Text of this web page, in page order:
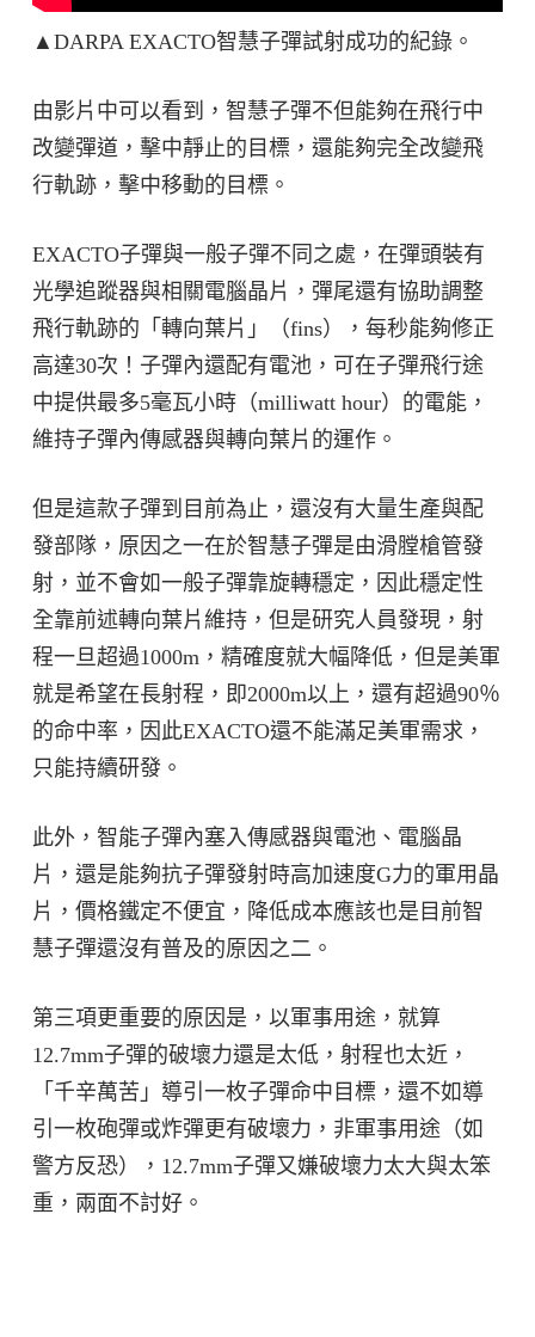
▲DARPA EXACTO智慧子彈試射成功的紀錄。
由影片中可以看到，智慧子彈不但能夠在飛行中
改變彈道，擊中靜止的目標，還能夠完全改變飛
行軌跡，擊中移動的目標。
EXACTO子彈與一般子彈不同之處，在彈頭裝有
光學追蹤器與相關電腦晶片，彈尾還有協助調整
飛行軌跡的「轉向葉片」（fins），每秒能夠修正
高達30次！子彈內還配有電池，可在子彈飛行途
中提供最多5毫瓦小時（milliwatt hour）的電能，
維持子彈內傳感器與轉向葉片的運作。
但是這款子彈到目前為止，還沒有大量生產與配
發部隊，原因之一在於智慧子彈是由滑膛槍管發
射，並不會如一般子彈靠旋轉穩定，因此穩定性
全靠前述轉向葉片維持，但是研究人員發現，射
程一旦超過1000m，精確度就大幅降低，但是美軍
就是希望在長射程，即2000m以上，還有超過90％
的命中率，因此EXACTO還不能滿足美軍需求，
只能持續研發。
此外，智能子彈內塞入傳感器與電池、電腦晶
片，還是能夠抗子彈發射時高加速度G力的軍用晶
片，價格鐵定不便宜，降低成本應該也是目前智
慧子彈還沒有普及的原因之二。
第三項更重要的原因是，以軍事用途，就算
12.7mm子彈的破壞力還是太低，射程也太近，
「千辛萬苦」導引一枚子彈命中目標，還不如導
引一枚砲彈或炸彈更有破壞力，非軍事用途（如
警方反恐），12.7mm子彈又嫌破壞力太大與太笨
重，兩面不討好。